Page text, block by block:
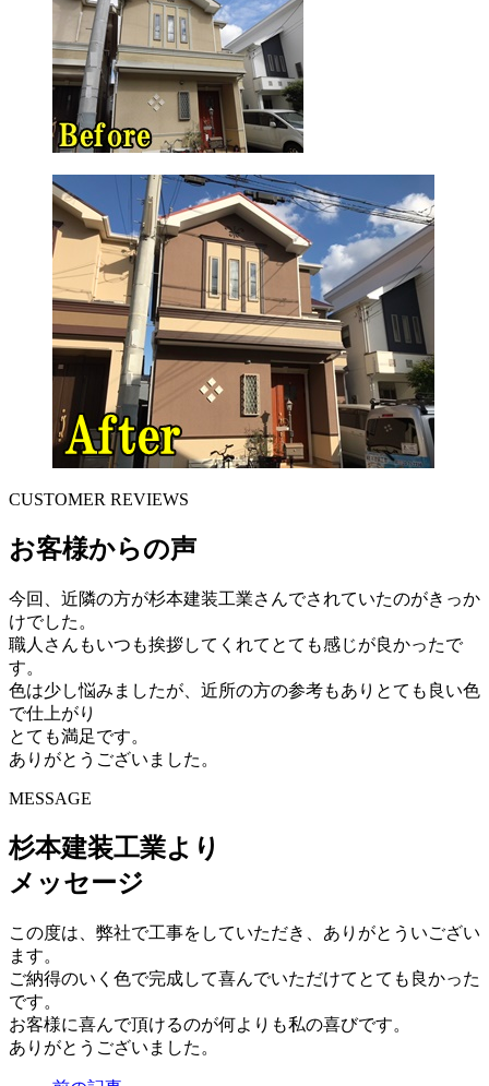
CUSTOMER REVIEWS
お客様からの声
今回、近隣の方が杉本建装工業さんでされていたのがきっか
けでした。
職人さんもいつも挨拶してくれてとても感じが良かったで
す。
色は少し悩みましたが、近所の方の参考もありとても良い色
で仕上がり
とても満足です。
ありがとうございました。
MESSAGE
杉本建装工業より
メッセージ
この度は、弊社で工事をしていただき、ありがとういござい
ます。
ご納得のいく色で完成して喜んでいただけてとても良かった
です。
お客様に喜んで頂けるのが何よりも私の喜びです。
ありがとうございました。